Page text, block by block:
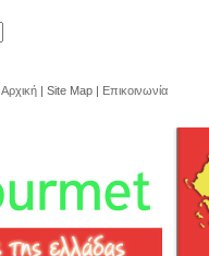
Αρχική | Site Map | Επικοινωνία